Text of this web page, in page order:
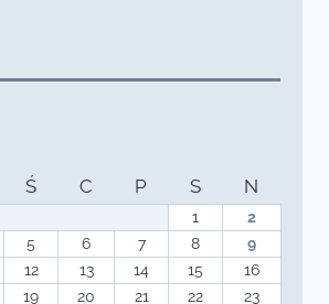
Ś C P S N
1
2
5 6 7 8
9
12 13 14 15
16
19 20 21 22 23